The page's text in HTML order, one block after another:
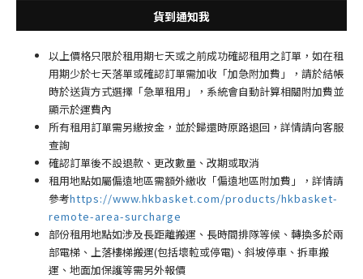
貨到通知我
以上價格只限於租用期七天或之前成功確認租用之訂單，如在租
用期少於七天落單或確認訂單需加收「加急附加費」，請於結帳
時於送貨方式選擇「急單租用」，系統會自動計算相關附加費並
顯示於運費內
所有租用訂單需另繳按金，並於歸還時原路退回，詳情請向客服
查詢
確認訂單後不設退款、更改數量、改期或取消
租用地點如屬偏遠地區需額外繳收「偏遠地區附加費 」
，詳情請
參考https://www.hkbasket.com/products/hkbasket-
remote-area-surcharge
部份租用地點如涉及長距離搬運、長時間排隊等候、轉換多於兩
部電梯、上落樓梯搬運(包括壞𨋢或停電)、斜坡停車、拆車搬
運、地面加保護等需另外報價